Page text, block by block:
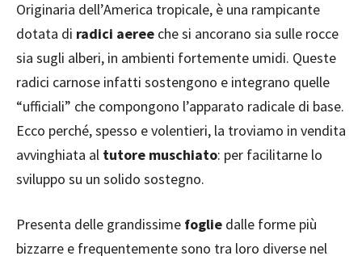
Originaria dell’America tropicale, è una rampicante
dotata di radici aeree che si ancorano sia sulle rocce
sia sugli alberi, in ambienti fortemente umidi. Queste
radici carnose infatti sostengono e integrano quelle
“ufficiali” che compongono l’apparato radicale di base.
Ecco perché, spesso e volentieri, la troviamo in vendita
avvinghiata al tutore muschiato: per facilitarne lo
sviluppo su un solido sostegno.
Presenta delle grandissime foglie dalle forme più
bizzarre e frequentemente sono tra loro diverse nel